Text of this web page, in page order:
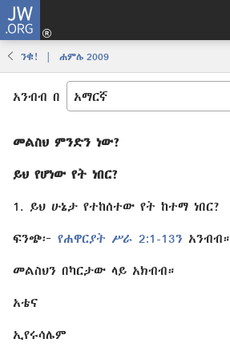
JW.ORG
ንቁ! | ሐምሌ 2009
አንብብ በ
መልስህ ምንድን ነው?
ይህ የሆነው የት ነበር?
1. ይህ ሁኔታ የተከሰተው የት ከተማ ነበር?
ፍንጭ፦ የሐዋርያት ሥራ 2:1-13ን አንብብ።
መልስህን በካርታው ላይ አክብብ።
አቴና
ኢየሩሳሌም